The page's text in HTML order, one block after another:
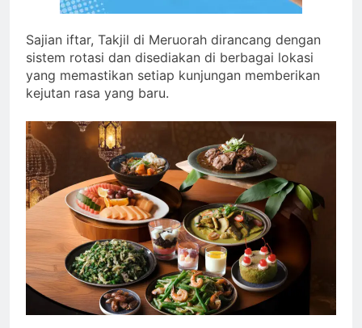
Sajian iftar, Takjil di Meruorah dirancang dengan
sistem rotasi dan disediakan di berbagai lokasi
yang memastikan setiap kunjungan memberikan
kejutan rasa yang baru.